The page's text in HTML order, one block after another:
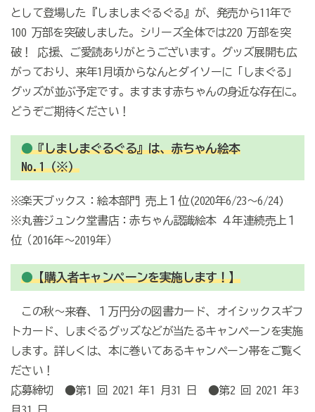
として登場した『しましまぐるぐる』が、発売から11年で
100 万部を突破しました。シリーズ全体では220 万部を突
破！ 応援、ご愛読ありがとうございます。グッズ展開も広
がっており、来年1月頃からなんとダイソーに「しまぐる」
グッズが並ぶ予定です。ますます赤ちゃんの身近な存在に。
どうぞご期待ください！
●『しましまぐるぐる』は、赤ちゃん絵本
No.1（※）
※楽天ブックス：絵本部門 売上１位(2020年6/23～6/24)
※丸善ジュンク堂書店：赤ちゃん認識絵本 ４年連続売上１
位（2016年～2019年）
●【購入者キャンペーンを実施します！】
この秋～来春、１万円分の図書カード、オイシックスギフ
トカード、しまぐるグッズなどが当たるキャンペーンを実施
します。詳しくは、本に巻いてあるキャンペーン帯をご覧く
ださい！
応募締切 ●第1 回 2021 年1 月31 日 ●第2 回 2021 年3